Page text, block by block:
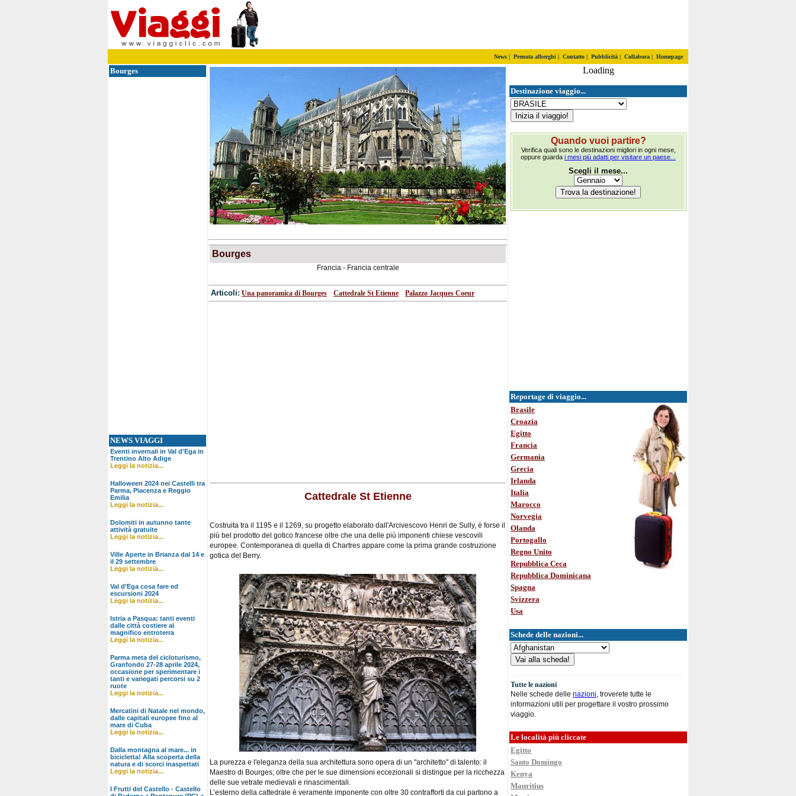
News | Prenota alberghi | Contatto | Pubblicità | Collabora | Homepage
Bourges
NEWS VIAGGI
Eventi invernali in Val d'Ega in
Trentino Alto Adige
Leggi la notizia...
Halloween 2024 nei Castelli tra
Parma, Piacenza e Reggio
Emilia
Leggi la notizia...
Dolomiti in autunno tante
attività gratuite
Leggi la notizia...
Ville Aperte in Brianza dal 14 e
il 29 settembre
Leggi la notizia...
Val d’Ega cosa fare ed
escursioni 2024
Leggi la notizia...
Istria a Pasqua: tanti eventi
dalle città costiere al
magnifico entroterra
Leggi la notizia...
Parma meta del cicloturismo,
Granfondo 27-28 aprile 2024,
occasione per sperimentare i
tanti e variegati percorsi su 2
ruote
Leggi la notizia...
Mercatini di Natale nel mondo,
dalle capitali europee fino al
mare di Cuba
Leggi la notizia...
Dalla montagna al mare... in
bicicletta! Alla scoperta della
natura e di scorci inaspettati
Leggi la notizia...
I Frutti del Castello - Castello
Bourges
Francia - Francia centrale
Articoli: Una panoramica di Bourges Cattedrale St Etienne Palazzo Jacques Coeur
Cattedrale St Etienne
Costruita tra il 1195 e il 1269, su progetto elaborato dall'Arcivescovo Henri de Sully, è forse il
più bel prodotto del gotico francese oltre che una delle più imponenti chiese vescovili
europee. Contemporanea di quella di Chartres appare come la prima grande costruzione
gotica del Berry.
La purezza e l'eleganza della sua architettura sono opera di un "architetto" di talento: il
Maestro di Bourges; oltre che per le sue dimensioni eccezionali si distingue per la ricchezza
delle sue vetrate medievali e rinascimentali.
L’esterno della cattedrale è veramente imponente con oltre 30 contrafforti da cui partono a
Loading
Destinazione viaggio...
Quando vuoi partire?
Verifica quali sono le destinazioni migliori in ogni mese,
oppure guarda i mesi più adatti per visitare un paese...
Scegli il mese...
Reportage di viaggio...
Brasile
Croazia
Egitto
Francia
Germania
Grecia
Irlanda
Italia
Marocco
Norvegia
Olanda
Portogallo
Regno Unito
Repubblica Ceca
Repubblica Dominicana
Spagna
Svizzera
Usa
Schede delle nazioni...
Tutte le nazioni
Nelle schede delle nazioni, troverete tutte le
informazioni utili per progettare il vostro prossimo
viaggio.
Le località più cliccate
Egitto
Santo Domingo
Kenya
Mauritius